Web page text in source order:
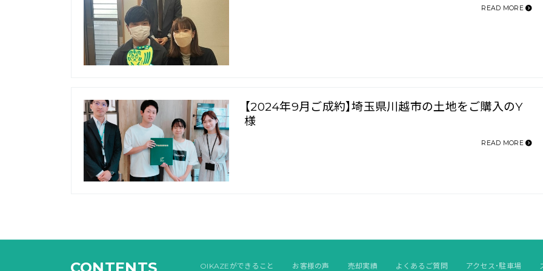
READ MORE
【2024年9月ご成約】埼玉県川越市の土地をご購入のY
様
READ MORE
OIKAZEができること お客様の声 売却実績 よくあるご質問 アクセス・駐車場